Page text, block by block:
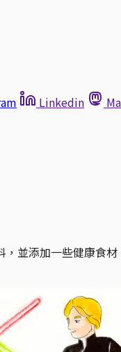
Linkedin
並添加一些健康